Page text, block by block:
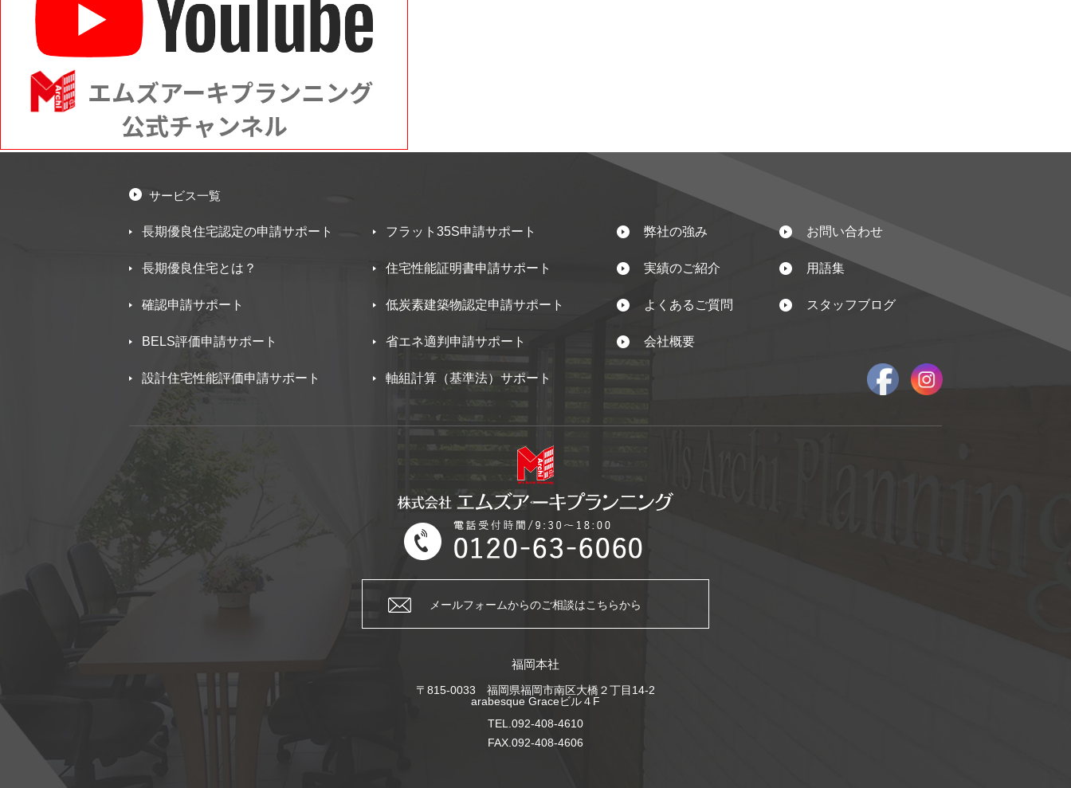
サービス一覧
長期優良住宅認定の申請サポート
長期優良住宅とは？
確認申請サポート
BELS評価申請サポート
設計住宅性能評価申請サポート
フラット35S申請サポート
住宅性能証明書申請サポート
低炭素建築物認定申請サポート
省エネ適判申請サポート
軸組計算（基準法）サポート
弊社の強み
実績のご紹介
よくあるご質問
会社概要
お問い合わせ
用語集
スタッフブログ
メールフォームからのご相談はこちらから
福岡本社
〒815-0033 福岡県福岡市南区大橋２丁目14-2
arabesque Graceビル４F
TEL.092-408-4610
FAX.092-408-4606